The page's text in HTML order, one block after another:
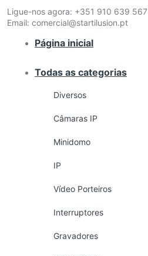
Ligue-nos agora: +351 910 639 567
Email: comercial@startilusion.pt
Página inicial
Todas as categorias
Diversos
Câmaras IP
Minidomo
IP
Vídeo Porteiros
Interruptores
Gravadores